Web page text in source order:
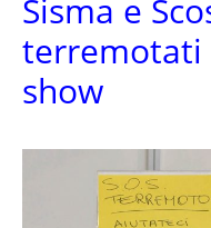
Sisma e
terremotati
show